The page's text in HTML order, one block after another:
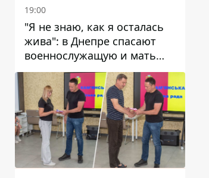
19:00
"Я не знаю, как я осталась
жива": в Днепре спасают
военнослужащую и мать
четверых детей, которую
ранил КАБ